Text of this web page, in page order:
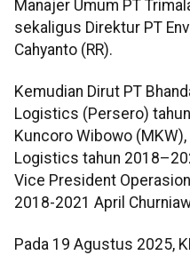
Manajer Umum PT
sekaligus Direktur PT
Cahyanto (RR).
Kemudian Dirut PT
Logistics (Persero)
Kuncoro Wibowo
Logistics tahun
Vice President
2018-2021 April
Pada 19 Agustus 2025,